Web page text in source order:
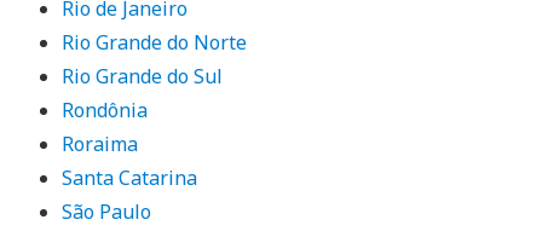
Rio de Janeiro
Rio Grande do Norte
Rio Grande do Sul
Rondônia
Roraima
Santa Catarina
São Paulo